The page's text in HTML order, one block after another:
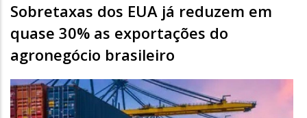
Sobretaxas dos EUA já reduzem em
quase 30% as exportações do
agronegócio brasileiro